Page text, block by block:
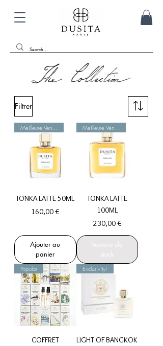
Filtrer
TONKA LATTE 50ML
Prix
160,00 €
Ajouter au
panier
Meilleure Vente !
TONKA LATTE
100ML
Prix
230,00 €
Rupture de
stock
Popular
COFFRET
Exclusivity!
LIGHT OF BANGKOK